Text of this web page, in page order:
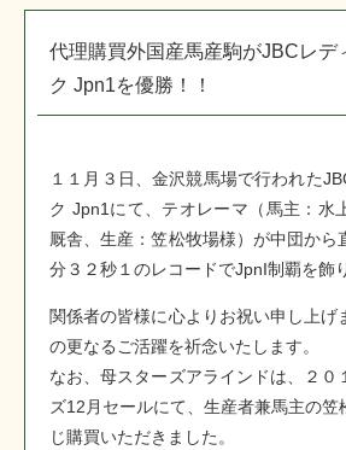
代理購買外国産馬産駒がJBCレデ
ク Jpn1を優勝！！
１１月３日、金沢競馬場で行われた
ク Jpn1 にて、テオレーマ（馬主：水
厩舎、生産：笠松牧場様）が中団から
分３２秒１のレコードでJpnI制覇を飾
関係者の皆様に心よりお祝い申し上げ
の更なるご活躍を祈念いたします。
なお、母スターズアラインドは、２０
ズ12月セールにて、生産者兼馬主の笠
じ購買いただきました。